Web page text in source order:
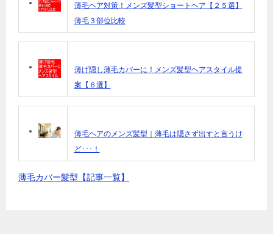
薄毛ヘア対策！メンズ髪型ショートヘア【２５選】
薄毛３部位比較
薄げ隠し薄毛カバーに！メンズ髪型ヘアスタイル提
案【６選】
薄毛ヘアのメンズ髪型｜薄毛は隠さず出すと言うけ
ど･･･！
薄毛カバー髪型【記事一覧】